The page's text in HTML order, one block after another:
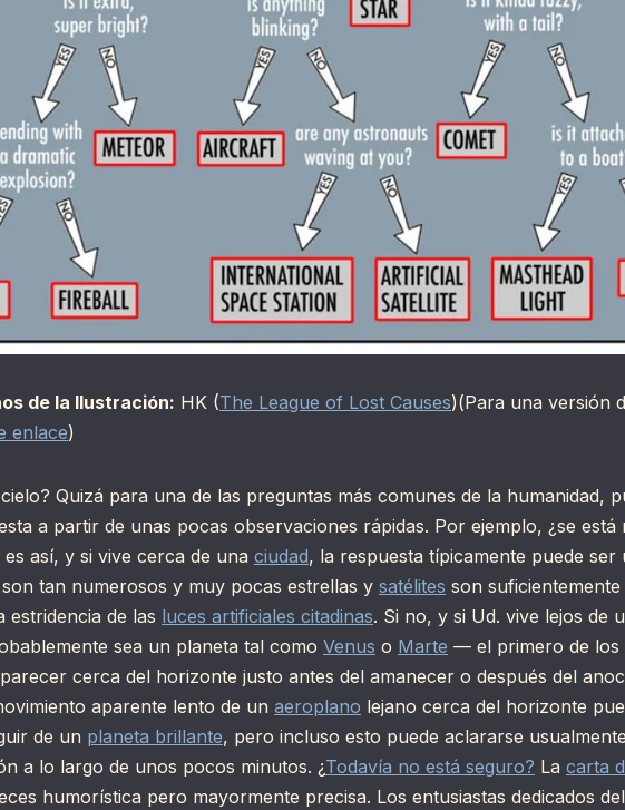
de la Ilustración: HK (The League of Lost Causes)(Para una versión
enlace)
Quizá para una de las preguntas más comunes de la humanidad,
a partir de unas pocas observaciones rápidas. Por ejemplo, ¿se está
así, y si vive cerca de una ciudad, la respuesta típicamente puede ser
tan numerosos y muy pocas estrellas y satélites son
estridencia de las luces artificiales citadinas. Si no, y si Ud. vive lejos de
sea un planeta tal como Venus o Marte — el primero de los
cerca del horizonte justo antes del amanecer o después del
aparente lento de un aeroplano lejano cerca del horizonte
de un planeta brillante, pero incluso esto puede aclararse
a lo largo de unos pocos minutos. ¿Todavía no está seguro? La carta
humorística pero mayormente precisa. Los entusiastas dedicados